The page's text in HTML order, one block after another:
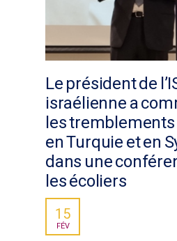
Le président de
israélienne a
les tremblements
en Turquie et en
dans une
les écoliers
15
FÉV